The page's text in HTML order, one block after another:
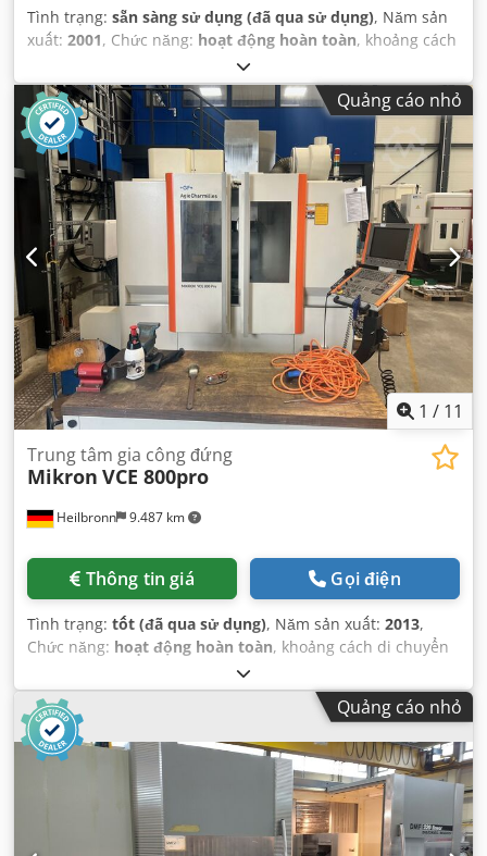
Tình trạng: sẵn sàng sử dụng (đã qua sử dụng), Năm sản
xuất: 2001, Chức năng: hoạt động hoàn toàn, khoảng cách
, khoảng cách di chuyển trục Y:
560 mm, khoảng cách di chuyển trục Z:720 mm, mô hình
bộ điều khiển: Siemens 840D, tốc độ trục chính (tối đa):
12.000 vòng/phút
Quảng cáo nhỏ
1 / 11
Heilbronn 9.487 km
Trung tâm gia công đứng
Mikron VCE 800pro
Thông tin giá Gọi điện
Tình trạng: tốt (đã qua sử dụng), Năm sản xuất: 2013,
Chức năng: hoạt động hoàn toàn, khoảng cách di chuyển
, khoảng cách di chuyển trục Y:
khoảng cách di chuyển trục Z:600 mm,
Quảng cáo nhỏ